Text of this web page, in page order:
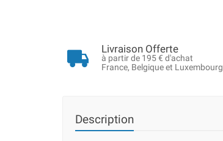
Livraison Offerte
à partir de 195 € d'achat
France, Belgique et Luxembourg
Description